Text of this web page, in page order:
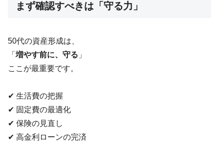
まず確認すべきは「守る力」
50代の資産形成は、
「 増やす前に、守る 」
ここが最重要です。
✔ 生活費の把握
✔ 固定費の最適化
✔ 保険の見直し
✔ 高金利ローンの完済